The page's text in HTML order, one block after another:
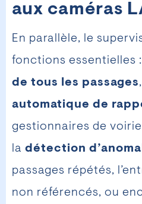
aux caméras
En parallèle, le
fonctions essentielles
de tous les passages
automatique de
gestionnaires de
la détection
passages répétés,
non référencés, ou